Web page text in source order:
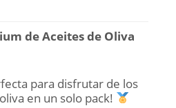
de Aceites de Oliva
para disfrutar de los
en un solo pack!